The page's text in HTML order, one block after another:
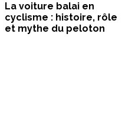
La voiture balai en
cyclisme : histoire, rôle
et mythe du peloton